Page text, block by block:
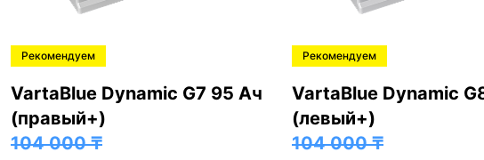
Рекомендуем
VartaBlue Dynamic G7 95 Ач
(правый+)
104 000₸
Рекомендуем
VartaBlue Dynamic
(левый+)
104 000₸